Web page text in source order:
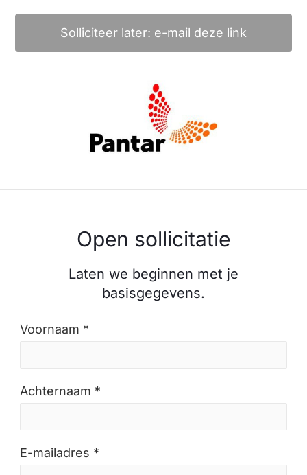
Solliciteer later: e-mail deze link
Open sollicitatie
Laten we beginnen met je
basisgegevens.
Voornaam *
Achternaam *
E-mailadres *